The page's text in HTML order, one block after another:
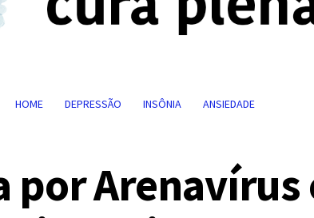
HOME DEPRESSÃO INSÔNIA ANSIEDADE
por Arenavírus